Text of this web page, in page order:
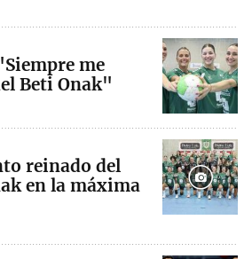
me
Beti Onak"
reinado del
en la máxima